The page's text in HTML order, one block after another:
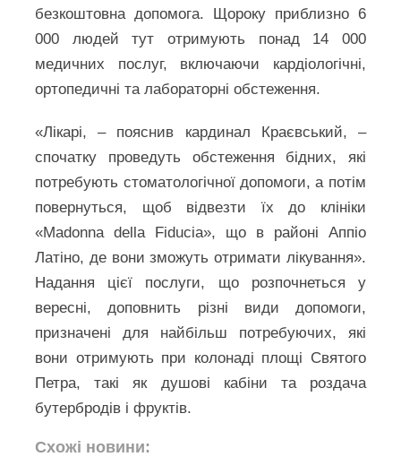
безкоштовна допомога. Щороку приблизно 6
000 людей тут отримують понад 14 000
медичних послуг, включаючи кардіологічні,
ортопедичні та лабораторні обстеження.
«Лікарі, – пояснив кардинал Краєвський, –
спочатку проведуть обстеження бідних, які
потребують стоматологічної допомоги, а потім
повернуться, щоб відвезти їх до клініки
«Madonna della Fiducia», що в районі Аппіо
Латіно, де вони зможуть отримати лікування».
Надання цієї послуги, що розпочнеться у
вересні, доповнить різні види допомоги,
призначені для найбільш потребуючих, які
вони отримують при колонаді площі Святого
Петра, такі як душові кабіни та роздача
бутербродів і фруктів.
Схожі новини: